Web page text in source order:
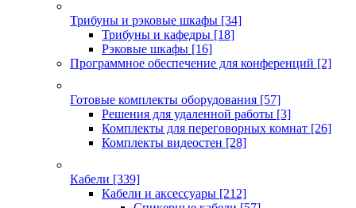
Трибуны и рэковые шкафы [34]
Трибуны и кафедры [18]
Рэковые шкафы [16]
Программное обеспечение для конференций [2]
Готовые комплекты оборудования [57]
Решения для удаленной работы [3]
Комплекты для переговорных комнат [26]
Комплекты видеостен [28]
Кабели [339]
Кабели и аксессуары [212]